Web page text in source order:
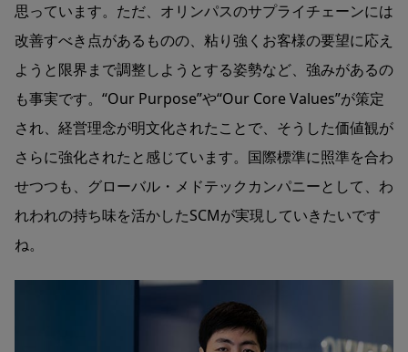
思っています。ただ、オリンパスのサプライチェーンには
改善すべき点があるものの、粘り強くお客様の要望に応え
ようと限界まで調整しようとする姿勢など、強みがあるの
も事実です。“Our Purpose”や“Our Core Values”が策定
され、経営理念が明文化されたことで、そうした価値観が
さらに強化されたと感じています。国際標準に照準を合わ
せつつも、グローバル・メドテックカンパニーとして、わ
れわれの持ち味を活かしたSCMが実現していきたいです
ね。